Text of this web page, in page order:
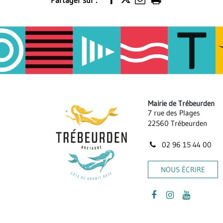
Imprimer
Mairie de Trébeurden
7 rue des Plages
22560 Trébeurden
02 96 15 44 00
NOUS ÉCRIRE
LienLienLien